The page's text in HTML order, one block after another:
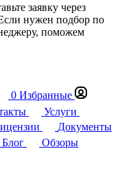
заявку через
нужен подбор по
поможем
0 Избранные
Услуги
Документы
Блог
Обзоры